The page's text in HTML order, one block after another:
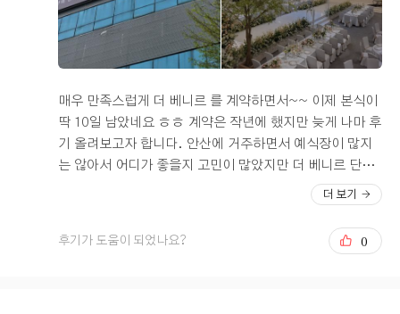
매우 만족스럽게 더 베니르 를 계약하면서~~ 이제 본식이
딱 10일 남았네요 ㅎㅎ 계약은 작년에 했지만 늦게 나마 후
기 올려보고자 합니다. 안산에 거주하면서 예식장이 많지
는 않아서 어디가 좋을지 고민이 많았지만 더 베니르 단독
끔하면서 무엇보다 버진로드가 너무 이뻤어요!!! 버진로드
중간에 이벤트홀 또한 있어서 그 가운데서 생각했던 포즈
나 사진이 기대가 될 만큼 행복한 상상이 많이 가는 웨딩홀
더 보기
후기가 도움이 되었나요? 0